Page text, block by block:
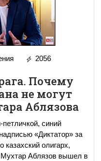
2056
Почему
не могут
Аблязова
синий
«Диктатор» за
олигарх,
Мухтар Аблязов вышел в